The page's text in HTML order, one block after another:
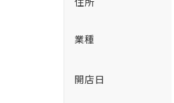
業種
開店日